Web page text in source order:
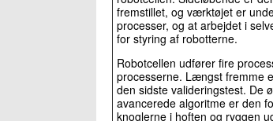
fremstillet, og værktøjet er
processer, og at arbejdet i
for styring af robotterne.
Robotcellen udfører fire
processerne. Længst fremme
den sidste valideringstest. De
avancerede algoritme er den
knoglerne i hoften og ryggen